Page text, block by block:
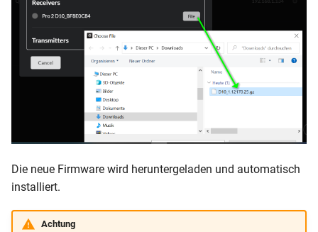
Die neue Firmware wird heruntergeladen und automatisch
installiert.
Achtung